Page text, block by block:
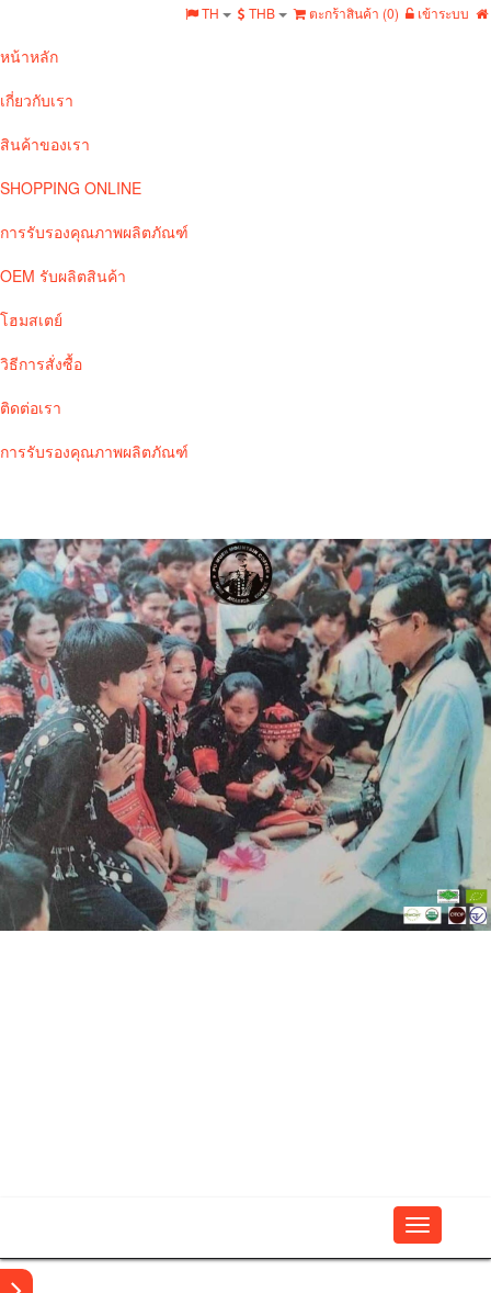
เข้าระบบ
ตะกร้าสินค้า (0)
THB
TH
หน้าหลัก
เกี่ยวกับเรา
สินค้าของเรา
SHOPPING ONLINE
การรับรองคุณภาพผลิตภัณฑ์
OEM รับผลิตสินค้า
โฮมสเตย์
วิธีการสั่งซื้อ
ติดต่อเรา
การรับรองคุณภาพผลิตภัณฑ์
Toggle
navigation